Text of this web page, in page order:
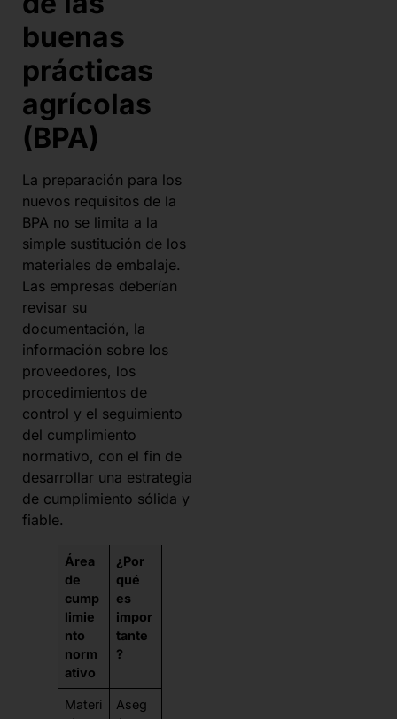
buenas
prácticas
agrícolas
(BPA)
La preparación para los
nuevos requisitos de la
BPA no se limita a la
simple sustitución de los
materiales de embalaje.
Las empresas deberían
revisar su
documentación, la
información sobre los
proveedores, los
procedimientos de
control y el seguimiento
del cumplimiento
normativo, con el fin de
desarrollar una estrategia
de cumplimiento sólida y
fiable.
Área
de
cump
limie
nto
norm
ativo
¿Por
qué
es
impor
tante
?
Materi
Aseg